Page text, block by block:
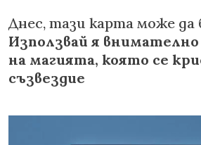
Днес, тази карта може да
Използвай я внимателно
на магията, която се
съзвездие